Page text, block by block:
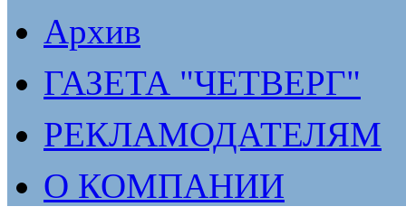
Архив
ГАЗЕТА "ЧЕТВЕРГ"
РЕКЛАМОДАТЕЛЯМ
О КОМПАНИИ